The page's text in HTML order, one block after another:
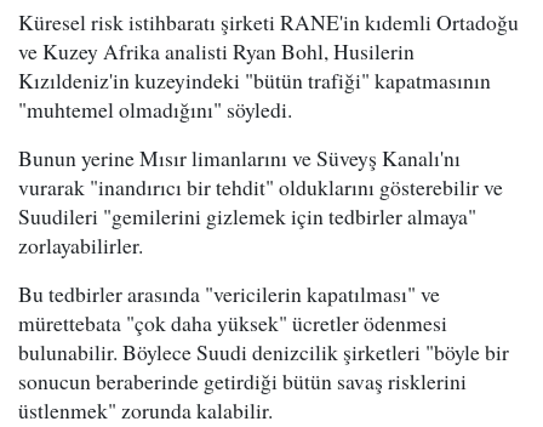
Küresel risk istihbaratı şirketi RANE'in kıdemli Ortadoğu
ve Kuzey Afrika analisti Ryan Bohl, Husilerin
Kızıldeniz'in kuzeyindeki "bütün trafiği" kapatmasının
"muhtemel olmadığını" söyledi.
Bunun yerine Mısır limanlarını ve Süveyş Kanalı'nı
vurarak "inandırıcı bir tehdit" olduklarını gösterebilir ve
Suudileri "gemilerini gizlemek için tedbirler almaya"
zorlayabilirler.
Bu tedbirler arasında "vericilerin kapatılması" ve
mürettebata "çok daha yüksek" ücretler ödenmesi
bulunabilir. Böylece Suudi denizcilik şirketleri "böyle bir
sonucun beraberinde getirdiği bütün savaş risklerini
üstlenmek" zorunda kalabilir.